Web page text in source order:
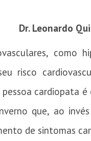
Dr. Leonardo
como
risco
cardiopata
que, ao
de sintomas